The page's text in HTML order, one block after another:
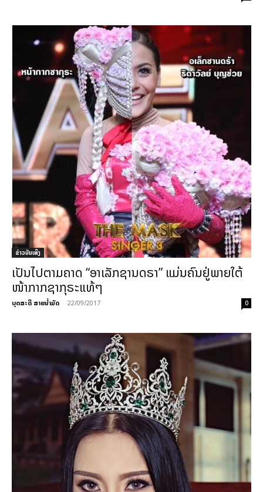
​ຂ່າວບັນເທິງ
ເປັນໄປຕາມຄາດ “ອາເລັກຊານດຣາ” ແມ່ນຄົນຢູ່ພາຍໃຕ້
ໜ້າກາກຊາກຸຣະແທ້ໆ
ບຸດສະດີ ສາຍນ້ຳມັດ - 22/09/2017 0